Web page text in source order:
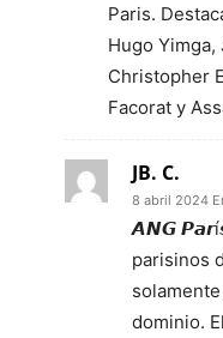
Paris.
Hugo Yimga,
Christopher
Facorat y
JB. C.
8 abril 2024
𝘼𝙉𝙂
parisinos
dominio.